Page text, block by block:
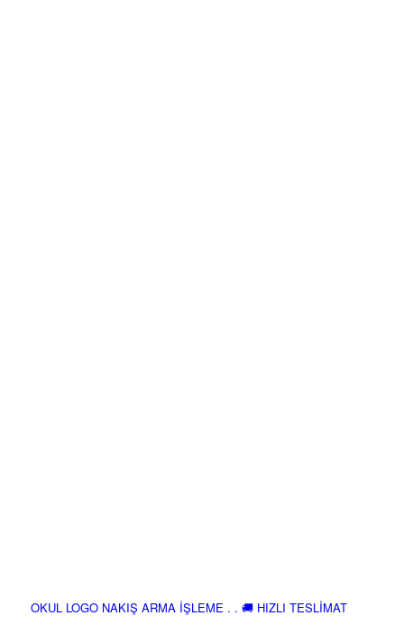
OKUL LOGO NAKIŞ ARMA İŞLEME . . 🚚 HIZLI TESLİMAT